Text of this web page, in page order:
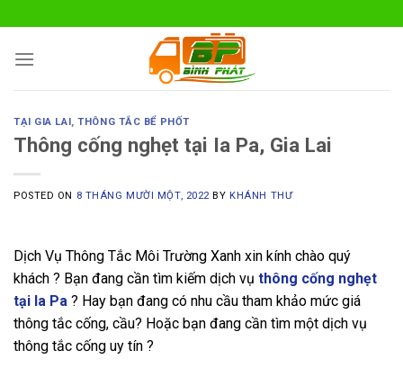
to
content
TẠI GIA LAI,THÔNG TẮC BỂ PHỐT
Thông cống nghẹt tại Ia Pa, Gia Lai
POSTED ON 8 THÁNG MƯỜI MỘT, 2022 BY KHÁNH THƯ
Dịch Vụ Thông Tắc Môi Trường Xanh xin kính chào quý
khách ? Bạn đang cần tìm kiếm dịch vụ thông cống nghẹt
tại Ia Pa ? Hay bạn đang có nhu cầu tham khảo mức giá
thông tắc cống, cầu? Hoặc bạn đang cần tìm một dịch vụ
thông tắc cống uy tín ?